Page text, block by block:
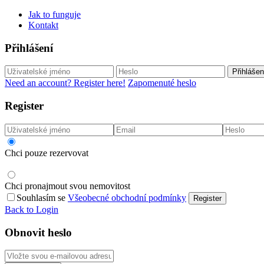
Jak to funguje
Kontakt
Přihlášení
Need an account? Register here! Zapomenuté heslo
Register
Chci pouze rezervovat
Chci pronajmout svou nemovitost
Souhlasím se Všeobecné obchodní podmínky Register
Back to Login
Obnovit heslo